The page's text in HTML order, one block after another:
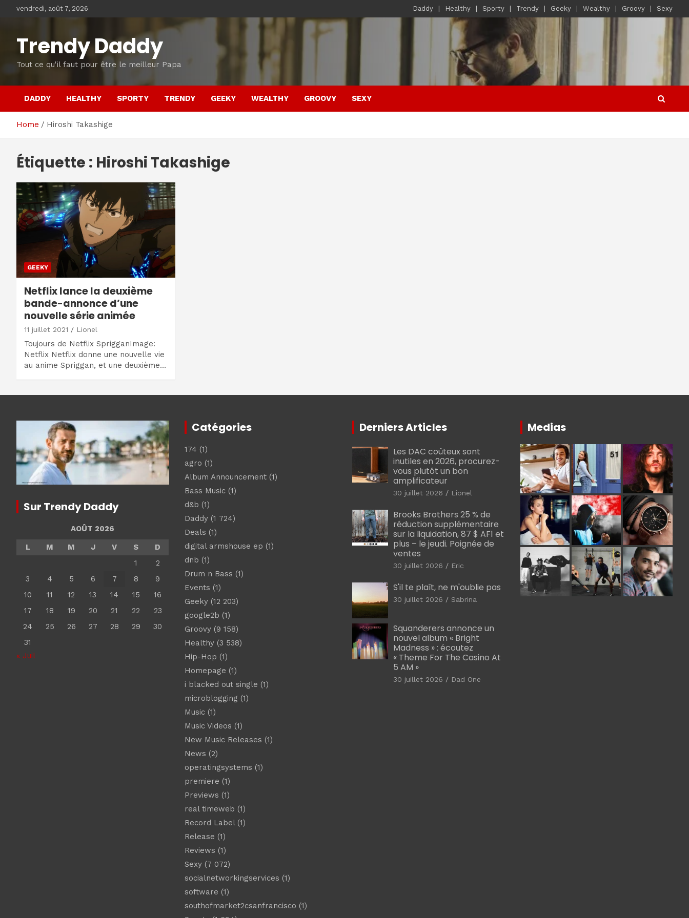
vendredi, août 7, 2026 Daddy Healthy Sporty Trendy Geeky Wealthy Groovy Sexy
Trendy Daddy
Tout ce qu'il faut pour être le meilleur Papa
DADDY HEALTHY SPORTY TRENDY GEEKY WEALTHY GROOVY SEXY
Home Hiroshi Takashige
Étiquette : Hiroshi Takashige
GEEKY
Netflix lance la deuxième
bande-annonce d’une
nouvelle série animée
11 juillet 2021 Lionel
Toujours de Netflix SprigganImage:
Netflix Netflix donne une nouvelle vie
au anime Spriggan, et une deuxième…
Sur Trendy Daddy
AOÛT 2026
L
M M J V S
D
1
2
3
4 5 6 7 8
9
10
11 12 13 14 15
16
17
18 19 20 21 22
23
24
25 26 27 28 29
30
31
« Juil
Catégories
174 (1)
agro (1)
Album Announcement(1)
Bass Music(1)
d&b (1)
Daddy(1 724)
Deals (1)
digital armshouse ep (1)
dnb (1)
Drum n Bass (1)
Events (1)
Geeky(12 203)
google2b (1)
Groovy(9 158)
Healthy(3 538)
Hip-Hop (1)
Homepage (1)
i blacked out single (1)
microblogging (1)
Music(1)
Music Videos (1)
New Music Releases (1)
News (2)
operatingsystems (1)
premiere (1)
Previews (1)
real timeweb (1)
Record Label(1)
Release (1)
Reviews (1)
Sexy(7 072)
socialnetworkingservices (1)
software (1)
southofmarket2csanfrancisco (1)
Derniers Articles
Les DAC coûteux sont
inutiles en 2026, procurez-
vous plutôt un bon
amplificateur
30 juillet 2026 Lionel
Brooks Brothers 25 % de
réduction supplémentaire
sur la liquidation, 87 $ AF1 et
plus – le jeudi. Poignée de
ventes
30 juillet 2026 Eric
S'il te plaît, ne m'oublie pas
30 juillet 2026 Sabrina
Squanderers annonce un
nouvel album « Bright
Madness » : écoutez
« Theme For The Casino At
5 AM »
30 juillet 2026 Dad One
Medias